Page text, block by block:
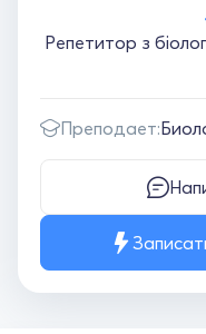
Репетитор з
Преподает: